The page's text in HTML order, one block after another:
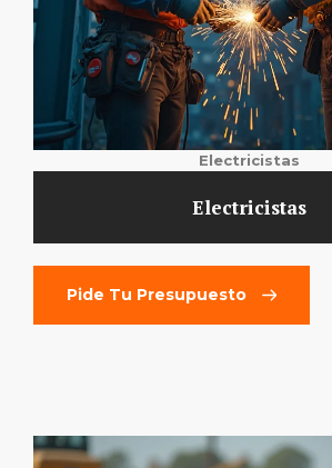
Electricistas
Electricistas
Pide Tu Presupuesto